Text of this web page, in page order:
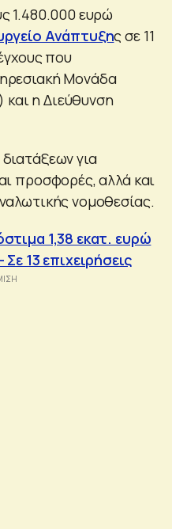
1.480.000 ευρώ
Ανάπτυξης σε 11
που
Μονάδα
η Διεύθυνση
για
προσφορές, αλλά και
νομοθεσίας.
1,38 εκατ. ευρώ
13 επιχειρήσεις